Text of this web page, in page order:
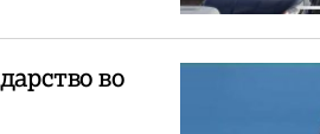
во